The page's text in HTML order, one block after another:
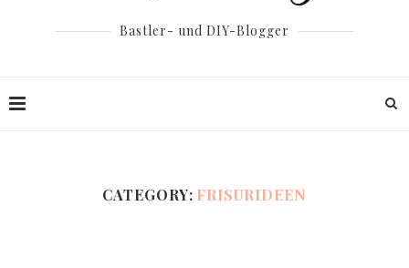
Bastler- und DIY-Blogger
CATEGORY: FRISURIDEEN